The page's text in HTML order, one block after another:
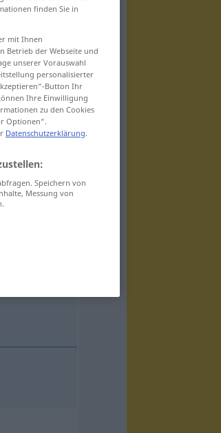
finden Sie in
mit Ihnen
Betrieb der Webseite und
unserer Vorauswahl
personalisierter
Button Ihr
Ihre Einwilligung
zu den Cookies
Optionen“.
Datenschutzerklärung.
Speichern von
Messung von